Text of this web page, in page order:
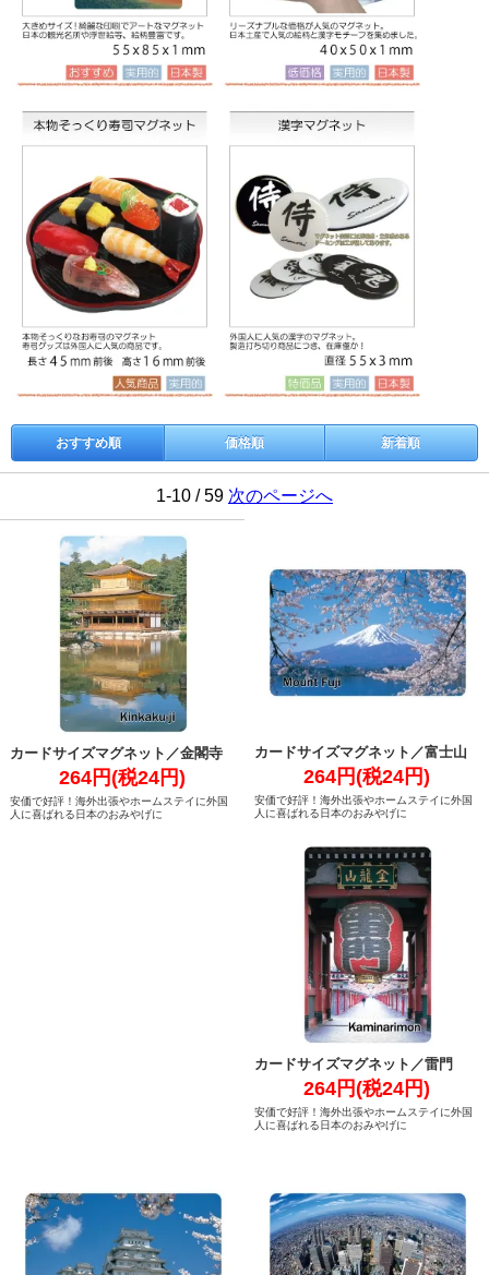
おすすめ順 価格順 新着順
1-10 / 59 次のページへ
カードサイズマグネット／金閣寺
264円(税24円)
安価で好評！海外出張やホームステイに外国
人に喜ばれる日本のおみやげに
カードサイズマグネット／富士山
264円(税24円)
安価で好評！海外出張やホームステイに外国
人に喜ばれる日本のおみやげに
カードサイズマグネット／雷門
264円(税24円)
安価で好評！海外出張やホームステイに外国
人に喜ばれる日本のおみやげに